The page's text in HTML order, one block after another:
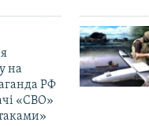
на
РФ
«СВО»